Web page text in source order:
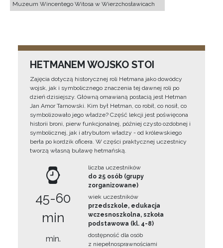
Muzeum Wincentego Witosa w Wierzchosławicach
HETMANEM WOJSKO STOI
Zajęcia dotyczą historycznej roli Hetmana jako dowódcy
wojsk, jak i symbolicznego znaczenia tej dawnej roli po
dzień dzisiejszy. Główną omawianą postacią jest Hetman
Jan Amor Tarnowski. Kim był Hetman, co robił, co nosił, co
symbolizowało jego władze? Część lekcji jest poświęcona
historii broni, pierw funkcjonalnej, później czysto ozdobnej i
symbolicznej, jak i atrybutom władzy - od królewskiego
berła po kordzik oficera. W części praktycznej uczestnicy
tworzą własną buławę hetmańską.
45-60
min
min.
liczba uczestników
do 25 osób (grupy
zorganizowane)
wiek uczestników
przedszkole, edukacja
wczesnoszkolna, szkoła
podstawowa (kl. 4-8)
dostępność dla osób
z niepełnosprawnościami